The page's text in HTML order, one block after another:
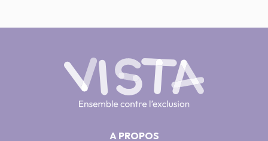
A PROPOS